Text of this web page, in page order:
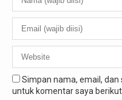
Simpan nama, email,
untuk komentar saya